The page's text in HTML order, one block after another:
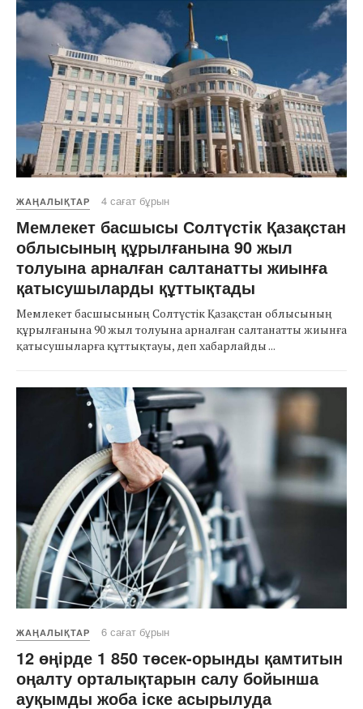
ЖАҢАЛЫҚТАР 4 сағат бұрын
Мемлекет басшысы Солтүстік Қазақстан
облысының құрылғанына 90 жыл
толуына арналған салтанатты жиынға
қатысушыларды құттықтады
Мемлекет басшысының Солтүстік Қазақстан облысының
құрылғанына 90 жыл толуына арналған салтанатты жиынға
қатысушыларға құттықтауы, деп хабарлайды ...
ЖАҢАЛЫҚТАР 6 сағат бұрын
12 өңірде 1 850 төсек-орынды қамтитын
оңалту орталықтарын салу бойынша
ауқымды жоба іске асырылуда